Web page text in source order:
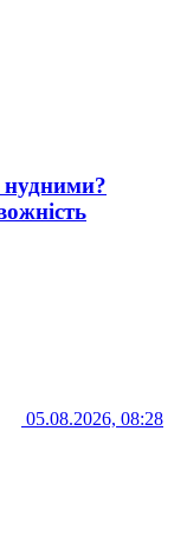
нудними?
05.08.2026, 08:28